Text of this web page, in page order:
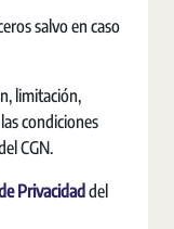
salvo en caso
limitación,
condiciones
CGN.
Privacidad del